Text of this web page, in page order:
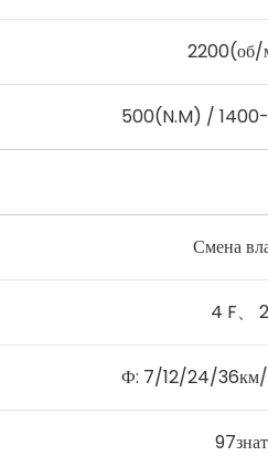
500(N.M) / 1400-
Смена
4 F、
Ф: 7/12/24/36км/